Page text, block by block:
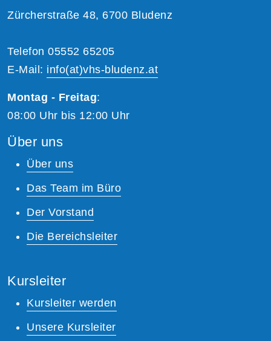
Zürcherstraße 48, 6700 Bludenz
Telefon 05552 65205
E-Mail: info(at)vhs-bludenz.at
Montag - Freitag:
08:00 Uhr bis 12:00 Uhr
Über uns
Über uns
Das Team im Büro
Der Vorstand
Die Bereichsleiter
Kursleiter
Kursleiter werden
Unsere Kursleiter